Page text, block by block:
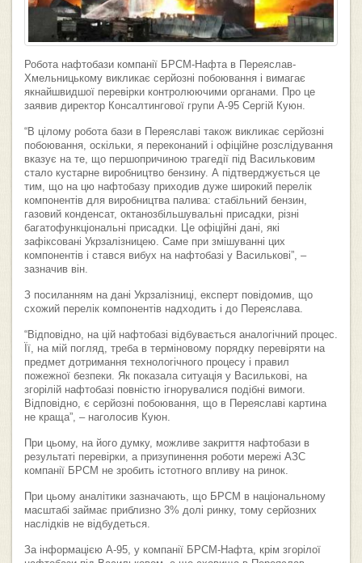
Робота нафтобази компанії БРСМ-Нафта в Переяслав-
Хмельницькому викликає серйозні побоювання і вимагає
якнайшвидшої перевірки контролюючими органами. Про це
заявив директор Консалтингової групи А-95 Сергій Куюн.
“В цілому робота бази в Переяславі також викликає серйозні
побоювання, оскільки, я переконаний і офіційне розслідування
вказує на те, що першопричиною трагедії під Васильковим
стало кустарне виробництво бензину. А підтверджується це
тим, що на цю нафтобазу приходив дуже широкий перелік
компонентів для виробництва палива: стабільний бензин,
газовий конденсат, октанозбільшувальні присадки, різні
багатофункціональні присадки. Це офіційні дані, які
зафіксовані Укрзалізницею. Саме при змішуванні цих
компонентів і стався вибух на нафтобазі у Василькові”, –
зазначив він.
З посиланням на дані Укрзалізниці, експерт повідомив, що
схожий перелік компонентів надходить і до Переяслава.
“Відповідно, на цій нафтобазі відбувається аналогічний процес.
Її, на мій погляд, треба в терміновому порядку перевіряти на
предмет дотримання технологічного процесу і правил
пожежної безпеки. Як показала ситуація у Василькові, на
згорілій нафтобазі повністю ігнорувалися подібні вимоги.
Відповідно, є серйозні побоювання, що в Переяславі картина
не краща”, – наголосив Куюн.
При цьому, на його думку, можливе закриття нафтобази в
результаті перевірки, а призупинення роботи мережі АЗС
компанії БРСМ не зробить істотного впливу на ринок.
При цьому аналітики зазначають, що БРСМ в національному
масштабі займає приблизно 3% долі ринку, тому серйозних
наслідків не відбудеться.
За інформацією А-95, у компанії БРСМ-Нафта, крім згорілої